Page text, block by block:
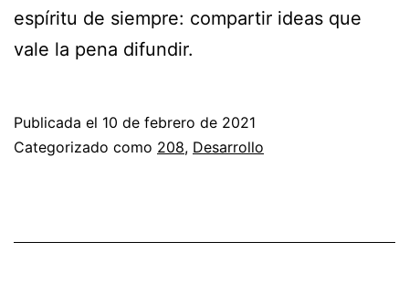
espíritu de siempre: compartir ideas que
vale la pena difundir.
Publicada el 10 de febrero de 2021
Categorizado como 208, Desarrollo